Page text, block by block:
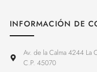
INFORMACIÓN DE
Av. de la Calma 4244 La
C.P. 45070